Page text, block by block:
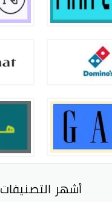
أشهر التصنيفات